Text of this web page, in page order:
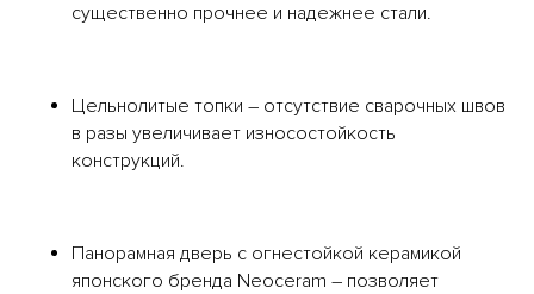
существенно прочнее и надежнее стали.
Цельнолитые топки – отсутствие сварочных швов
в разы увеличивает износостойкость
конструкций.
Панорамная дверь с огнестойкой керамикой
японского бренда Neoceram – позволяет